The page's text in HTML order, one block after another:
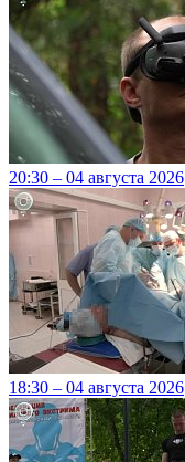
20:30 – 04 августа 2026
18:30 – 04 августа 2026